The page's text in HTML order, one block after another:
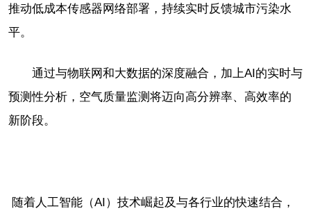
推动低成本传感器网络部署，持续实时反馈城市污染水
平。
通过与物联网和大数据的深度融合，加上AI的实时与
预测性分析，空气质量监测将迈向高分辨率、高效率的
新阶段。
随着人工智能（AI）技术崛起及与各行业的快速结合，